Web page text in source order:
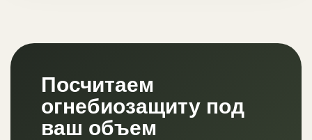
Посчитаем
огнебиозащиту под
ваш объем